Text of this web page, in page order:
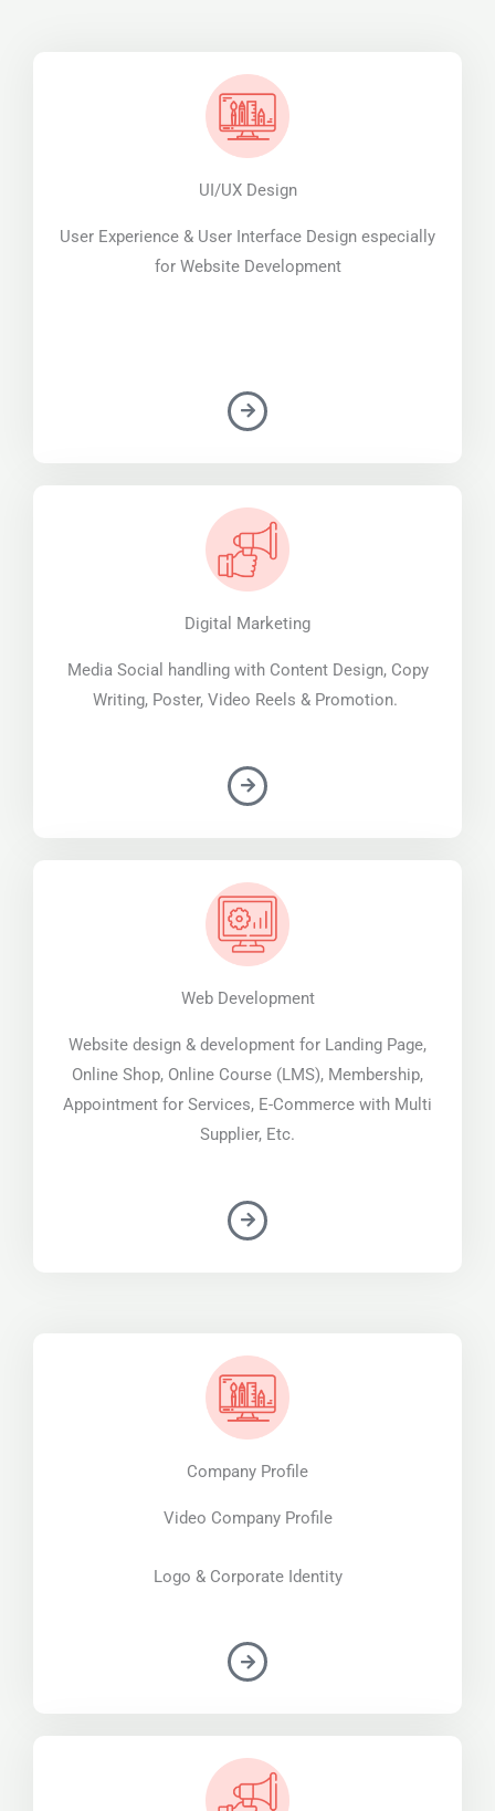
UI/UX Design
User Experience & User Interface Design especially
for Website Development
Digital Marketing
Media Social handling with Content Design, Copy
Writing, Poster, Video Reels & Promotion.
Web Development
Website design & development for Landing Page,
Online Shop, Online Course (LMS), Membership,
Appointment for Services, E-Commerce with Multi
Supplier, Etc.
Company Profile
Video Company Profile
Logo & Corporate Identity